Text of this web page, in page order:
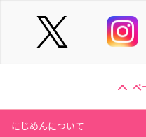
ペ
にじめんについて